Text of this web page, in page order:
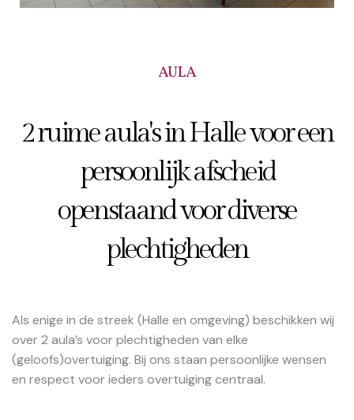
AULA
2 ruime aula's in Halle voor een
persoonlijk afscheid
openstaand voor diverse
plechtigheden
Als enige in de streek (Halle en omgeving) beschikken wij
over 2 aula’s voor plechtigheden van elke
(geloofs)overtuiging. Bij ons staan persoonlijke wensen
en respect voor ieders overtuiging centraal.